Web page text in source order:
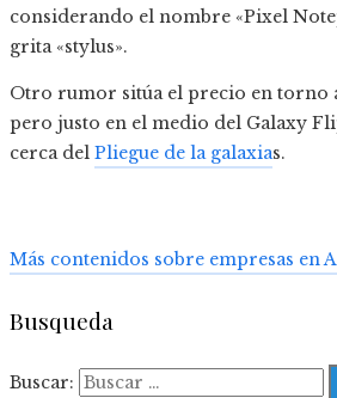
considerando el nombre «Pixel
grita «stylus».
Otro rumor sitúa el precio en torno
pero justo en el medio del Galaxy
cerca del Pliegue de la galaxias.
Más contenidos sobre empresas en
Busqueda
Buscar: